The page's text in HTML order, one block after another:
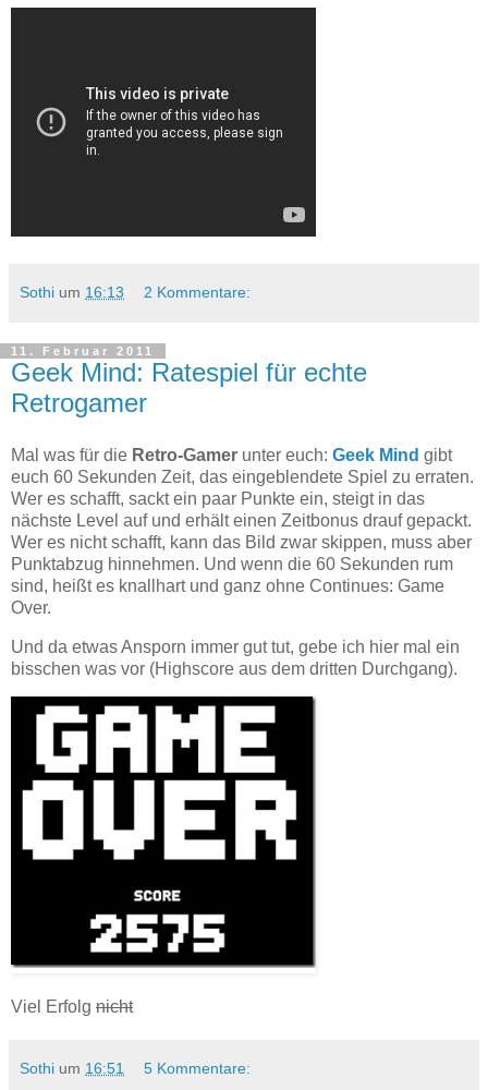
Sothi um 16:13 2 Kommentare:
11. Februar 2011
Geek Mind: Ratespiel für echte
Retrogamer
Mal was für die Retro-Gamer unter euch: Geek Mind gibt
euch 60 Sekunden Zeit, das eingeblendete Spiel zu erraten.
Wer es schafft, sackt ein paar Punkte ein, steigt in das
nächste Level auf und erhält einen Zeitbonus drauf gepackt.
Wer es nicht schafft, kann das Bild zwar skippen, muss aber
Punktabzug hinnehmen. Und wenn die 60 Sekunden rum
sind, heißt es knallhart und ganz ohne Continues: Game
Over.
Und da etwas Ansporn immer gut tut, gebe ich hier mal ein
bisschen was vor (Highscore aus dem dritten Durchgang).
Viel Erfolg nicht
Sothi um 16:51 5 Kommentare: